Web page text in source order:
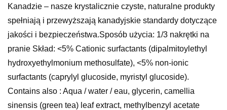
Kanadzie – nasze krystalicznie czyste, naturalne produkty
spełniają i przewyższają kanadyjskie standardy dotyczące
jakości i bezpieczeństwa.Sposób użycia: 1/3 nakrętki na
pranie Skład: <5% Cationic surfactants (dipalmitoylethyl
hydroxyethylmonium methosulfate), <5% non-ionic
surfactants (caprylyl glucoside, myristyl glucoside).
Contains also : Aqua / water / eau, glycerin, camellia
sinensis (green tea) leaf extract, methylbenzyl acetate